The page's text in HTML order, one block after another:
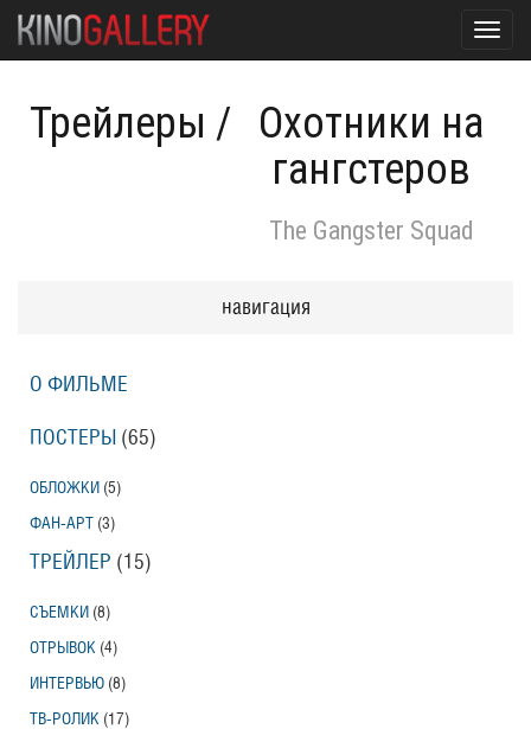
Трейлеры /
Охотники на
гангстеров
The Gangster Squad
навигация
О ФИЛЬМЕ
ПОСТЕРЫ (65)
ОБЛОЖКИ (5)
ФАН-АРТ (3)
ТРЕЙЛЕР (15)
СЪЕМКИ (8)
ОТРЫВОК (4)
ИНТЕРВЬЮ (8)
ТВ-РОЛИК (17)